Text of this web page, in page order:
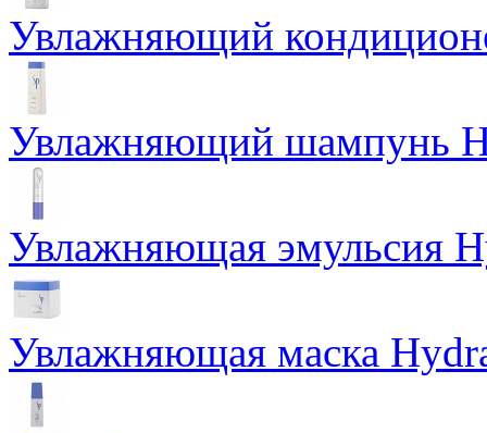
Увлажняющий
Увлажняющий шампунь
Увлажняющая эмульсия
Увлажняющая маска